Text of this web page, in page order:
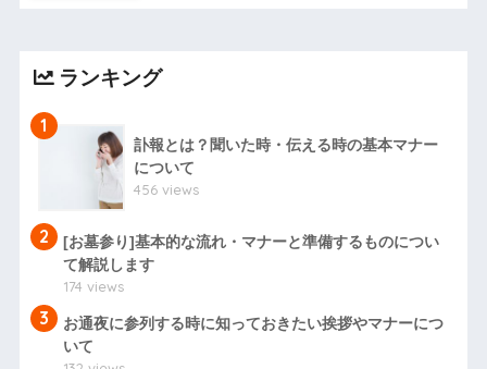
ランキング
1
訃報とは？聞いた時・伝える時の基本マナー
について
456 views
2
[お墓参り]基本的な流れ・マナーと準備するものについ
て解説します
174 views
3
お通夜に参列する時に知っておきたい挨拶やマナーにつ
いて